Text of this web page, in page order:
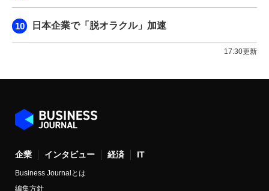
日本企業で「脱オラクル」加速
17:30更新
企業 インタビュー 経済 IT
Business Journalとは
編集方針